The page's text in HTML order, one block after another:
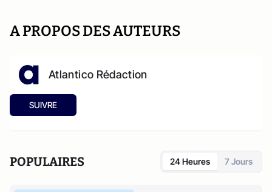
A PROPOS DES AUTEURS
Atlantico Rédaction
SUIVRE
POPULAIRES 24 Heures 7 Jours